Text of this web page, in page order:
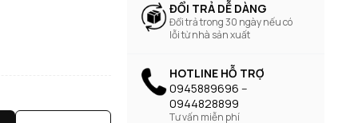
ĐỔI TRẢ DỄ DÀNG
Đổi trả trong 30 ngày nếu có
lỗi từ nhà sản xuất
HOTLINE HỖ TRỢ
0945889696 --
0944828899
Tư vấn miễn phí